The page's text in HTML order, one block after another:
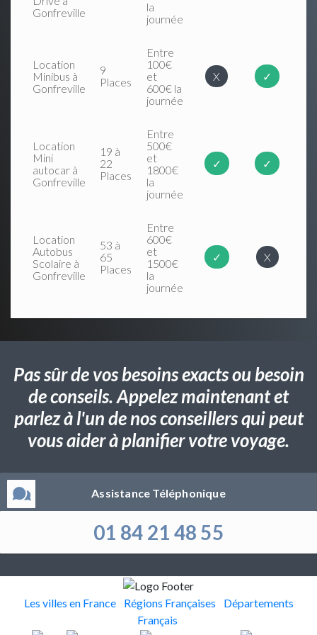
Gonfreville
la
journée
Location
Minibus à
Gonfreville
9
Places
Entre
100€
et
600€ la
journée
X ✓
Location
Mini
autocar à
Gonfreville
19 à
22
Places
Entre
500€
et
1800€
la
journée
✓ ✓
Location
Autobus
Scolaire à
Gonfreville
53 à
65
Places
Entre
600€
et
1500€
la
journée
✓ X
Pas sûr de vos besoins exacts ou besoin
de conseils. Appelez maintenant et
parlez à l'un de nos conseillers qui peut
vous aider à planifier votre voyage.
Assistance Téléphonique
01 84 21 48 55
Les villes en France Régions Françaises
Départements
Français